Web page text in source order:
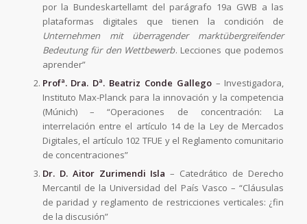
por la Bundeskartellamt del parágrafo 19a GWB a las
plataformas digitales que tienen la condición de
Unternehmen mit überragender marktübergreifender
Bedeutung für den Wettbewerb. Lecciones que podemos
aprender”
Profª. Dra. Dª. Beatriz Conde Gallego – Investigadora,
Instituto Max-Planck para la innovación y la competencia
(Múnich) – “Operaciones de concentración: La
interrelación entre el artículo 14 de la Ley de Mercados
Digitales, el artículo 102 TFUE y el Reglamento comunitario
de concentraciones”
Dr. D. Aitor Zurimendi Isla – Catedrático de Derecho
Mercantil de la Universidad del País Vasco – “Cláusulas
de paridad y reglamento de restricciones verticales: ¿fin
de la discusión”